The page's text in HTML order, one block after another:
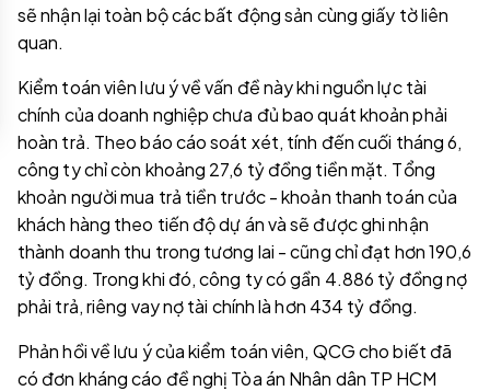
sẽ nhận lại toàn bộ các bất động sản cùng giấy tờ liên
quan.
Kiểm toán viên lưu ý về vấn đề này khi nguồn lực tài
chính của doanh nghiệp chưa đủ bao quát khoản phải
hoàn trả. Theo báo cáo soát xét, tính đến cuối tháng 6,
công ty chỉ còn khoảng 27,6 tỷ đồng tiền mặt. Tổng
khoản người mua trả tiền trước - khoản thanh toán của
khách hàng theo tiến độ dự án và sẽ được ghi nhận
thành doanh thu trong tương lai - cũng chỉ đạt hơn 190,6
tỷ đồng. Trong khi đó, công ty có gần 4.886 tỷ đồng nợ
phải trả, riêng vay nợ tài chính là hơn 434 tỷ đồng.
Phản hồi về lưu ý của kiểm toán viên, QCG cho biết đã
có đơn kháng cáo đề nghị Tòa án Nhân dân TP HCM